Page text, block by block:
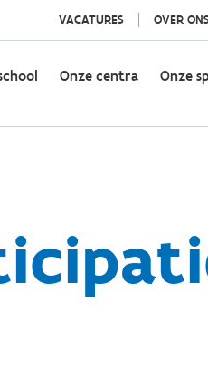
VACATURES OVER
Onze centra Onze